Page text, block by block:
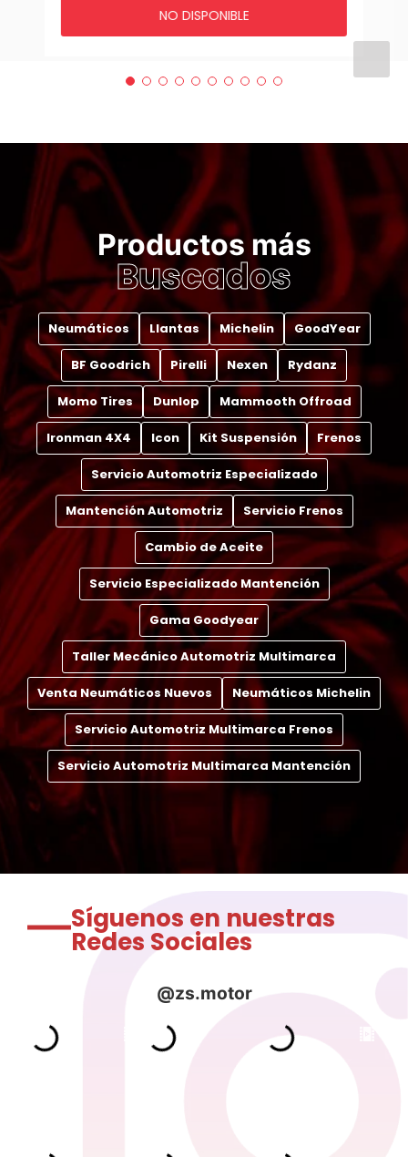
NO DISPONIBLE
Productos más
Buscados
Neumáticos Llantas Michelin GoodYear
BF Goodrich Pirelli Nexen Rydanz
Momo Tires Dunlop Mammooth Offroad
Ironman 4X4 Icon Kit Suspensión Frenos
Servicio Automotriz Especializado
Mantención Automotriz Servicio Frenos
Cambio de Aceite
Servicio Especializado Mantención
Gama Goodyear
Taller Mecánico Automotriz Multimarca
Venta Neumáticos Nuevos Neumáticos Michelin
Servicio Automotriz Multimarca Frenos
Servicio Automotriz Multimarca Mantención
Síguenos en nuestras
Redes Sociales